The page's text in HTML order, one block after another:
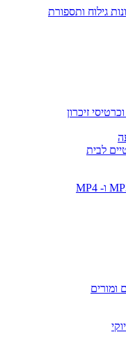
גילוח ותספורת
לבית
ומורים